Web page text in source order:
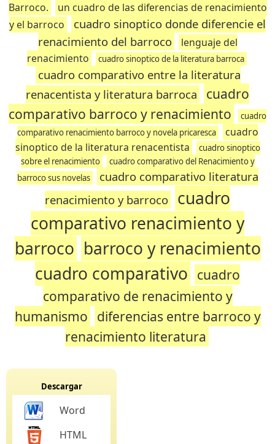
Barroco.
un cuadro de las diferencias de renacimiento
y el barroco
cuadro sinoptico donde diferencie el
renacimiento del barroco
lenguaje del
renacimiento
cuadro sinoptico de la literatura barroca
cuadro comparativo entre la literatura
renacentista y literatura barroca
cuadro
comparativo barroco y renacimiento
cuadro
comparativo renacimiento barroco y novela pricaresca
cuadro
sinoptico de la literatura renacentista
cuadro sinoptico
sobre el renacimiento
cuadro comparativo del Renacimiento y
barroco sus novelas
cuadro comparativo literatura
renacimiento y barroco
cuadro
comparativo renacimiento y
barroco barroco y renacimiento
cuadro comparativo cuadro
comparativo de renacimiento y
humanismo diferencias entre barroco y
renacimiento literatura
Descargar
Word
HTML